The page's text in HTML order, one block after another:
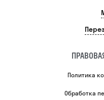
Политика
Обработка